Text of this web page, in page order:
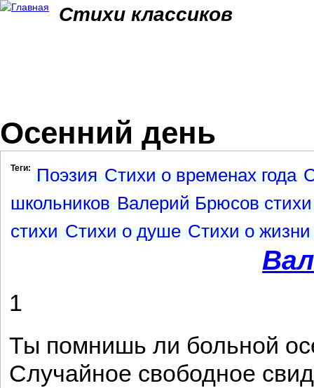
Стихи классиков
Осенний день
Теги: Поэзия Стихи о временах года
школьников Валерий Брюсов стихи
стихи Стихи о душе Стихи о жизни
1
Ты помнишь ли больной
Случайное свободное